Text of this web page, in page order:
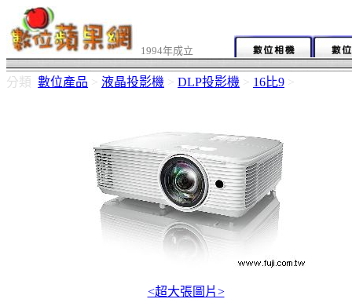
1994年成立
分類 數位產品 > 液晶投影機 > DLP投影機 > 16比9 >
<超大張圖片>